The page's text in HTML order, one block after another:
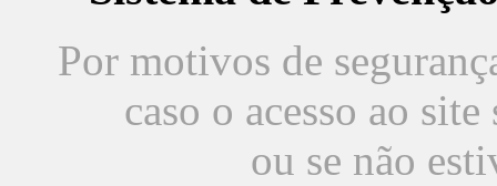
Por motivos de
caso o acesso ao
ou se não